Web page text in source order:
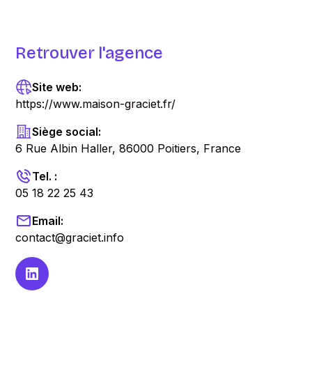
Retrouver l'agence
Site web:
https://www.maison-graciet.fr/
Siège social:
6 Rue Albin Haller, 86000 Poitiers, France
Tel. :
05 18 22 25 43
Email:
contact@graciet.info